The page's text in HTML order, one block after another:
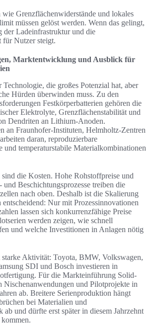
wie Grenzflächenwiderstände und lokales
müssen gelöst werden. Wenn das gelingt,
der Ladeinfrastruktur und die
Nutzer steigt.
Marktentwicklung und Ausblick für
Technologie, die großes Potenzial hat, aber
Hürden überwinden muss. Zu den
Festkörperbatterien gehören die
Elektrolyte, Grenzflächenstabilität und
Dendriten an Lithium-Anoden.
an Fraunhofer-Instituten, Helmholtz-Zentren
daran, reproduzierbare
und temperaturstabile Materialkombinationen
die Kosten. Hohe Rohstoffpreise und
und Beschichtungsprozesse treiben die
nach oben. Deshalb ist die Skalierung
Nur mit Prozessinnovationen
lassen sich konkurrenzfähige Preise
werden zeigen, wie schnell
und welche Investitionen in Anlagen nötig
Aktivität: Toyota, BMW, Volkswagen,
SDI und Bosch investieren in
Für die Markteinführung Solid-
Nischenanwendungen und Pilotprojekte in
ab. Breitere Serienproduktion hängt
bei Materialien und
ab und dürfte erst später in diesem Jahrzehnt